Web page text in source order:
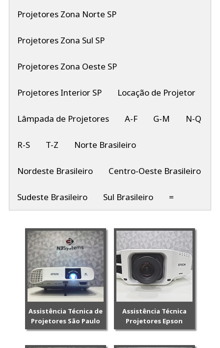
Projetores Zona Norte SP
Projetores Zona Sul SP
Projetores Zona Oeste SP
Projetores Interior SP Locação de Projetor
Lâmpada de Projetores A-F G-M N-Q
R-S T-Z Norte Brasileiro
Nordeste Brasileiro Centro-Oeste Brasileiro
Sudeste Brasileiro Sul Brasileiro =
Assistência Técnica de
Projetores São Paulo
Assistência Técnica
Projetores Epson